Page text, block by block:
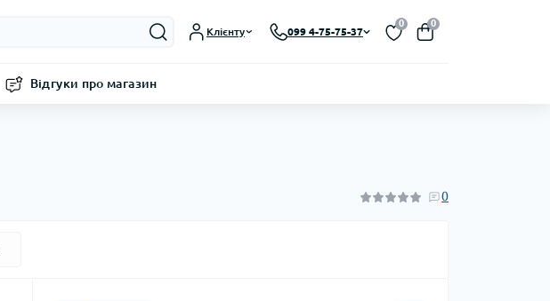
Клієнту 099 4-75-75-37
0 0
Відгуки про магазин
0